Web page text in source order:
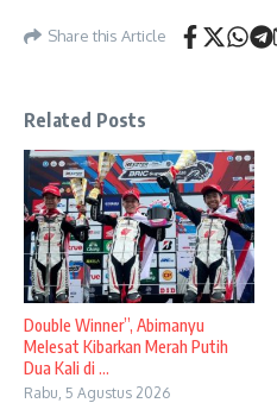
Share this Article
Related Posts
Double Winner”, Abimanyu
Melesat Kibarkan Merah Putih
Dua Kali di ...
Rabu, 5 Agustus 2026